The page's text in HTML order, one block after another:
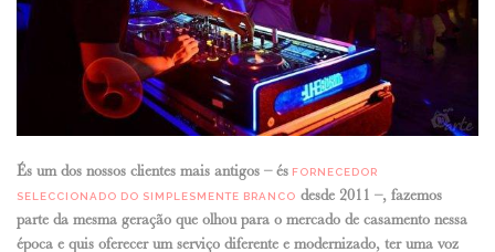
És um dos nossos clientes mais antigos – és FORNECEDOR
SELECCIONADO DO SIMPLESMENTE BRANCO desde 2011 –, fazemos
parte da mesma geração que olhou para o mercado de casamento nessa
época e quis oferecer um serviço diferente e modernizado, ter uma voz